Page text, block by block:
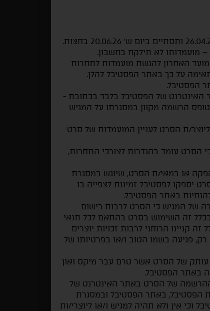
מועמדותו לא תילקח בחשבון.
האחרון להגשת מועמדות לתחרות
על כך באתר הפסטיבל להלן.
הפסטיבל.
של הפסטיבל בלבד בכתובת -
הרשמה מקוון במסגרתו על המגיש
ת הסרט לעניין המועמדות של סרט
הסרט עומד בהגדרות לצורכי התחרות,
או במאי/ת הסרט, שיוגש במסגרת
יספקו לפסטיבל זמינות לצפייה בו
באתר הפסטיבל.
של המגיש כי הסרט לרבות רישום
זה השימוש בסרט בהתאם לכל תנאי
קניינו הרוחני לרבות זכויות יוצרים
פגיעה בשמו הטוב ו/או בפרטיותו של
עותק של הסרט אשר טרם עבר מיקס ואון
באתר הפסטיבל.
ההרשמה של הסרט באתר האינטרנט של
הפסטיבל, באתר הפסטיבל ובמסגרת
וכי אין ולא תהיה למגיש ו/או ליוצרי/ות